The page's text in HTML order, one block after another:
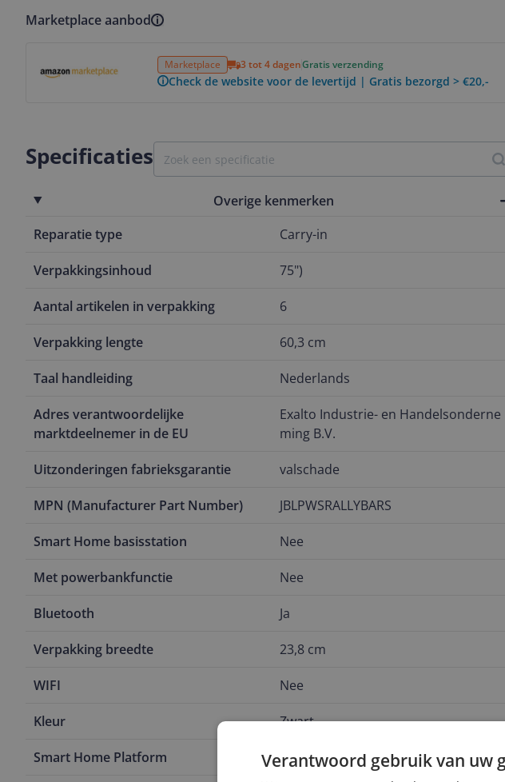
Marketplace aanbod
Marketplace 3 tot 4 dagenGratis verzending
Check de website voor de levertijd | Gratis bezorgd > €20,-
Specificaties
Overige kenmerken
Reparatie type
Carry-in
Verpakkingsinhoud 75")
Aantal artikelen in verpakking 6
Verpakking lengte 60,3 cm
Taal handleiding Nederlands
Adres verantwoordelijke
marktdeelnemer in de EU
Exalto Industrie- en Handelsonderne
ming B.V.
Uitzonderingen fabrieksgarantie valschade
MPN (Manufacturer Part Number) JBLPWSRALLYBARS
Smart Home basisstation Nee
Met powerbankfunctie Nee
Bluetooth Ja
Verpakking breedte 23,8 cm
WIFI Nee
Kleur Zwart
Smart Home Platform Nee
Verantwoord gebruik van uw